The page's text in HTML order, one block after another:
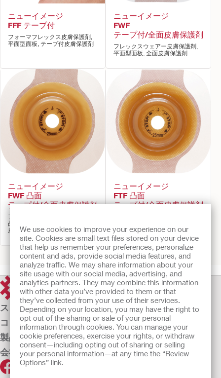
We use cookies to improve your experience on our
site. Cookies are small text files stored on your device
that help us remember your preferences, personalize
content and ads, provide social media features, and
analyze traffic. We may share information about your
site usage with our social media, advertising, and
analytics partners. They may combine this information
with other data you’ve provided to them or that
they’ve collected from your use of their services.
Depending on your location, you may have the right to
opt out of the sharing or sale of your personal
information through cookies. You can manage your
cookie preferences, exercise your rights, or withdraw
consent—including opting out of sharing or selling
your personal information—at any time the “Review
Options” link.
ニューイメージ
FFF テープ付
フォーマフレックス皮膚保護剤,
平面型面板, テープ付皮膚保護剤
ニューイメージ
FWF
テープ付/全面皮膚保護剤
フレックスウェアー皮膚保護剤,
平面型面板, 全面皮膚保護剤
ニューイメージ
FWF 凸面
テープ付/全面皮膚保護剤
フレックスウェアー皮膚保護剤,
凸面（硬性凸面）型面板, 全面皮
膚保護剤
ニューイメージ
FTF 凸面
テープ付/全面皮膚保護剤
皮膚保護剤
前へ1 2次へ
ストーマケア
コンチネンスケア
製品
会社案内